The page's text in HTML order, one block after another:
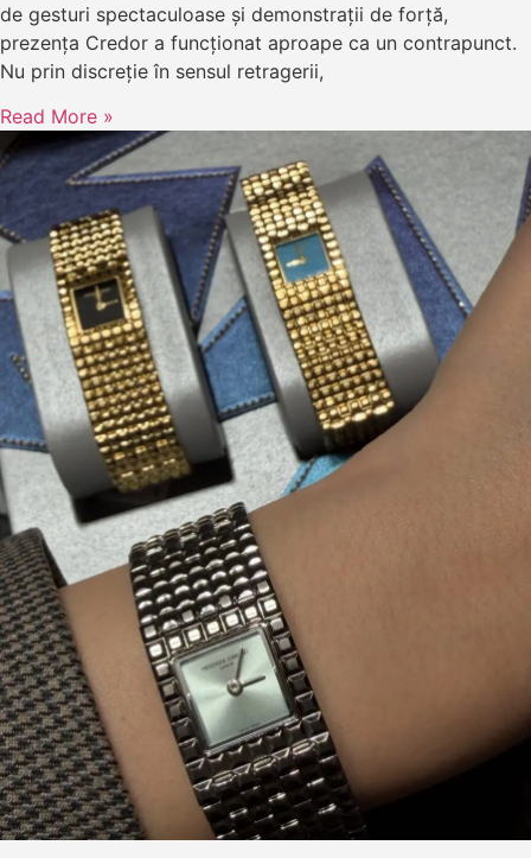
de gesturi spectaculoase și demonstrații de forță,
prezența Credor a funcționat aproape ca un contrapunct.
Nu prin discreție în sensul retragerii,
Read More »